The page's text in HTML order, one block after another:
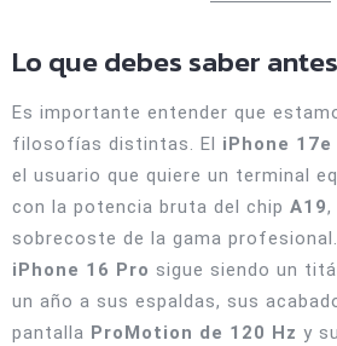
Lo que debes saber
Es importante entender que
filosofías distintas. El iPhone 17e
el usuario que quiere un terminal
con la potencia bruta del chip A19,
sobrecoste de la gama profesional.
iPhone 16 Pro sigue siendo un
un año a sus espaldas, sus
pantalla ProMotion de 120 Hz y